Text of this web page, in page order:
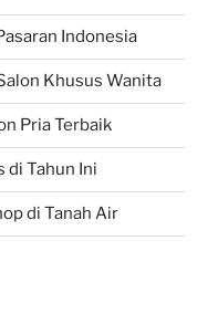
Indonesia
Khusus Wanita
Pria Terbaik
di Tahun Ini
di Tanah Air